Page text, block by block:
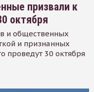
призвали к
октября
и общественных
и признанных
проведут 30 октября